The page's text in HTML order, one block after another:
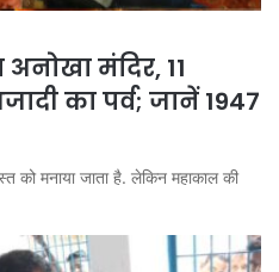
मंदिर, 11
का पर्व; जानें 1947
को मनाया जाता है. लेकिन महाकाल की